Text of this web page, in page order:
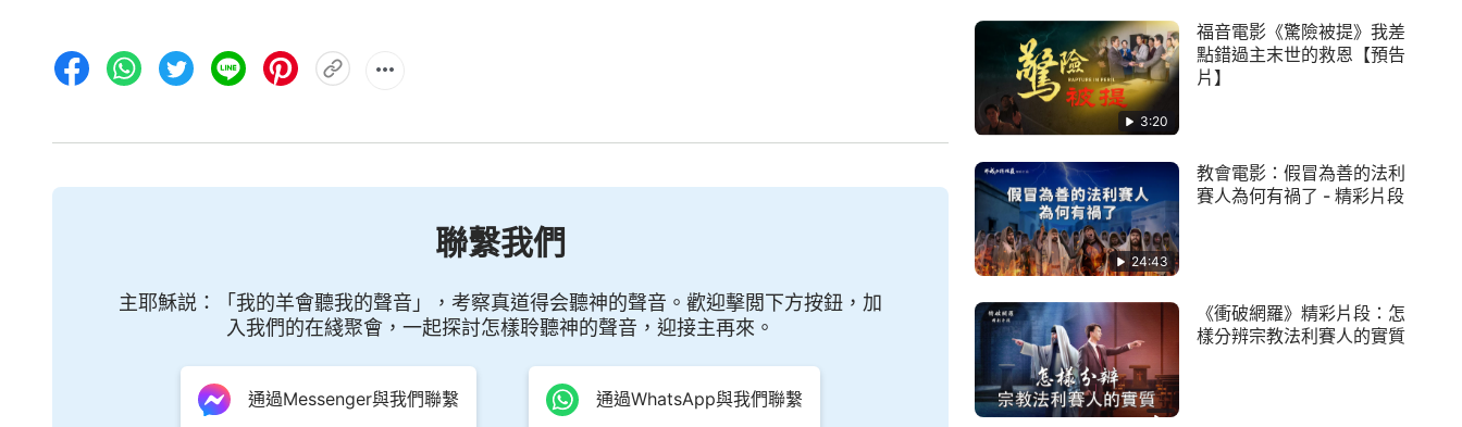
聯繫我們
主耶穌説：「我的羊會聽我的聲音」，考察真道得会聽神的聲音。歡迎擊閲下方按鈕，加
入我們的在綫聚會，一起探討怎樣聆聽神的聲音，迎接主再來。
通過Messenger與我們聯繫 通過WhatsApp與我們聯繫
3:20
福音電影《驚險被提》我差
點錯過主末世的救恩【預告
片】
24:43
教會電影：假冒為善的法利
賽人為何有禍了 - 精彩片段
《衝破網羅》精彩片段：怎
樣分辨宗教法利賽人的實質